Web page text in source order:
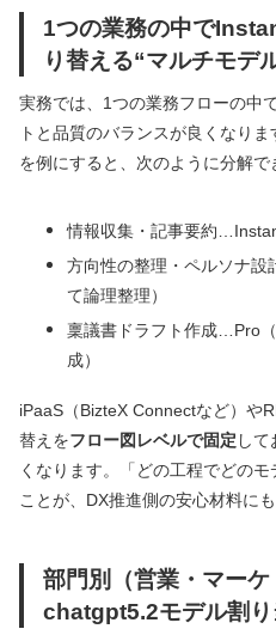
1つの業務の中で
り替える“マルチモデ
実務では、1つの業務フローの中
トと品質のバランスが良くなり
を例にすると、次のように分解で
情報収集・記事要約
方向性の整理・ペルソナ
て論理整理）
稟議書ドラフト作成…Pro
成）
iPaaS（BizteX Connectなど）や
替えをフロー図レベルで固定 し
くなります。「どの工程でどの
ことが、DX推進側の安心材料にも
部門別（営業・マー
chatgpt5.2モデル割